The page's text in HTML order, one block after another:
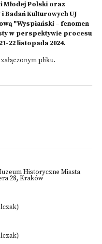
Polski oraz
Kulturowych UJ
"Wyspiański – fenomen
w perspektywie procesu
22 listopada 2024.
pliku.
Historyczne Miasta
28, Kraków